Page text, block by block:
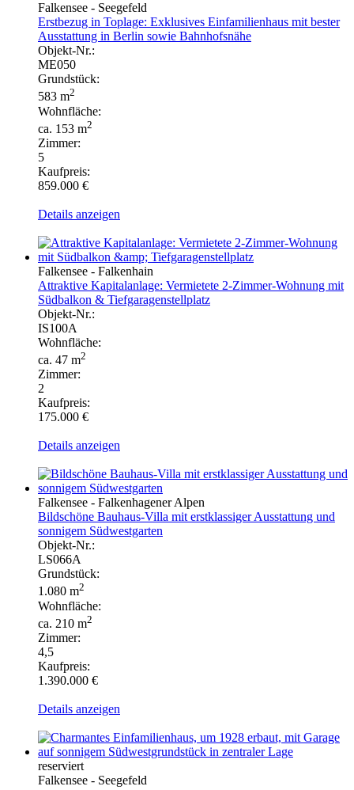
Falkensee - Seegefeld
Erstbezug in Toplage: Exklusives Einfamilienhaus mit bester
Ausstattung in Berlin sowie Bahnhofsnähe
Objekt-Nr.:
ME050
Grundstück:
583 m2
Wohnfläche:
ca. 153 m2
Zimmer:
5
Kaufpreis:
859.000 €
Details anzeigen
Falkensee - Falkenhain
Attraktive Kapitalanlage: Vermietete 2-Zimmer-Wohnung mit
Südbalkon & Tiefgaragenstellplatz
Objekt-Nr.:
IS100A
Wohnfläche:
ca. 47 m2
Zimmer:
2
Kaufpreis:
175.000 €
Details anzeigen
Falkensee - Falkenhagener Alpen
Bildschöne Bauhaus-Villa mit erstklassiger Ausstattung und
sonnigem Südwestgarten
Objekt-Nr.:
LS066A
Grundstück:
1.080 m2
Wohnfläche:
ca. 210 m2
Zimmer:
4,5
Kaufpreis:
1.390.000 €
Details anzeigen
reserviert
Falkensee - Seegefeld